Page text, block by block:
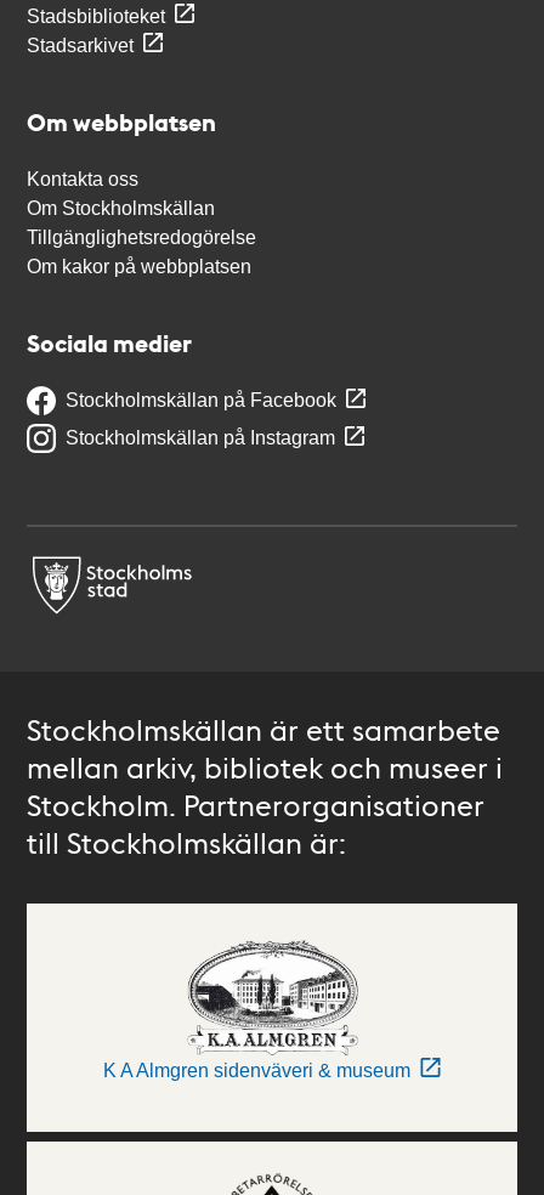
Stadsbiblioteket
Stadsarkivet
Om webbplatsen
Kontakta oss
Om Stockholmskällan
Tillgänglighetsredogörelse
Om kakor på webbplatsen
Sociala medier
Stockholmskällan på Facebook
Stockholmskällan på Instagram
Stockholmskällan är ett samarbete
mellan arkiv, bibliotek och museer i
Stockholm. Partnerorganisationer
till Stockholmskällan är:
K A Almgren sidenväveri & museum